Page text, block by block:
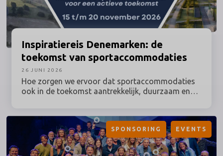
Inspiratiereis Denemarken: de
toekomst van sportaccommodaties
Hoe zorgen we ervoor dat sportaccommodaties
ook in de toekomst aantrekkelijk, duurzaam en
Maarten van Bottenburg ontdek je hoe een van de
meest vooruitstrevende sportlanden van Europa
omgaat met actuele vraagstukken rondom sport,
bewegen, ruimtegebruik en duurzaamheid.
26 JUNI 2026
SPONSORING EVENTS